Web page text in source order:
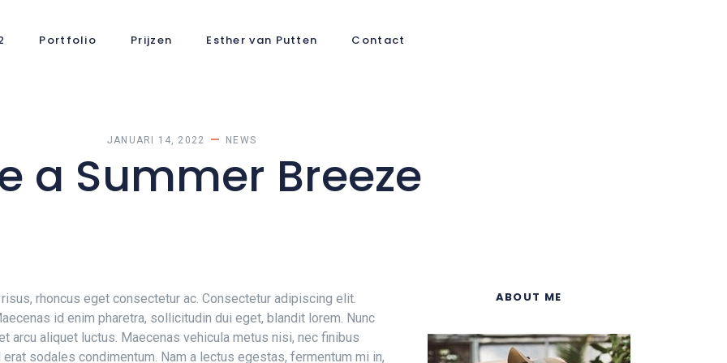
Portfolio Prijzen Esther van Putten Contact
JANUARI 14, 2022 NEWS
a Summer Breeze
rhoncus eget consectetur ac. Consectetur adipiscing elit.
id enim pharetra, sollicitudin dui eget, blandit lorem. Nunc
arcu aliquet luctus. Maecenas vehicula metus nisi, nec finibus
sodales condimentum. Nam a lectus egestas, fermentum mi in,
ABOUT ME